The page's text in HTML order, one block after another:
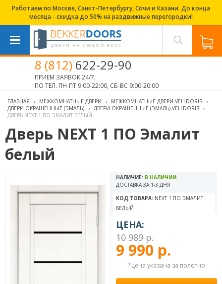
Работаем по Москве, Санкт-Петербургу, Сочи и Казани. До конца
месяца - скидка до 50% на раздвижные перегородки!
8 (812) 622-29-90
ПРИЕМ ЗАЯВОК 24/7,
ПО ТЕЛ. ПН-ПТ 9:00-22:00, СБ-ВС 9:00-20:00
ГЛАВНАЯ › МЕЖКОМНАТНЫЕ ДВЕРИ › МЕЖКОМНАТНЫЕ ДВЕРИ VELLDORIS
›
ДВЕРИ ОКРАШЕННЫЕ (ЭМАЛЬ)
› ДВЕРИ ОКРАШЕННЫЕ (ЭМАЛЬ) VELLDORIS
›
ДВЕРЬ NEXT 1 ПО ЭМАЛИТ БЕЛЫЙ
Дверь NEXT 1 ПО Эмалит
белый
НАЛИЧИЕ: В НАЛИЧИИ
ДОСТАВКА ЗА 1-3 ДНЯ
КОД ТОВАРА: NEXT 1 ПО ЭМАЛИТ
БЕЛЫЙ
ЦЕНА:
10 989 р.
9 990 р.
*цена указана за полотно